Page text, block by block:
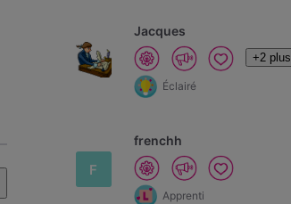
Jacques
+2 plus
Éclairé
F
frenchh
Apprenti